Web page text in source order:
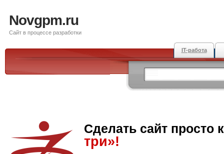
Novgpm.ru
Сайт в процессе разработки
IT-работа
Сделать сайт просто
три»!